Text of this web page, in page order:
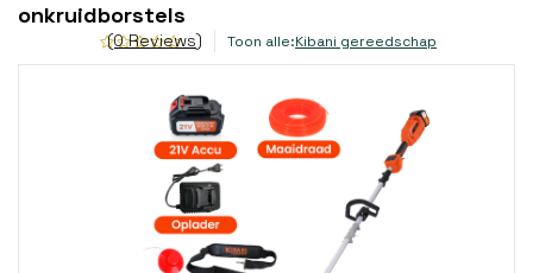
onkruidborstels
(0 Reviews) Toon alle:Kibani gereedschap